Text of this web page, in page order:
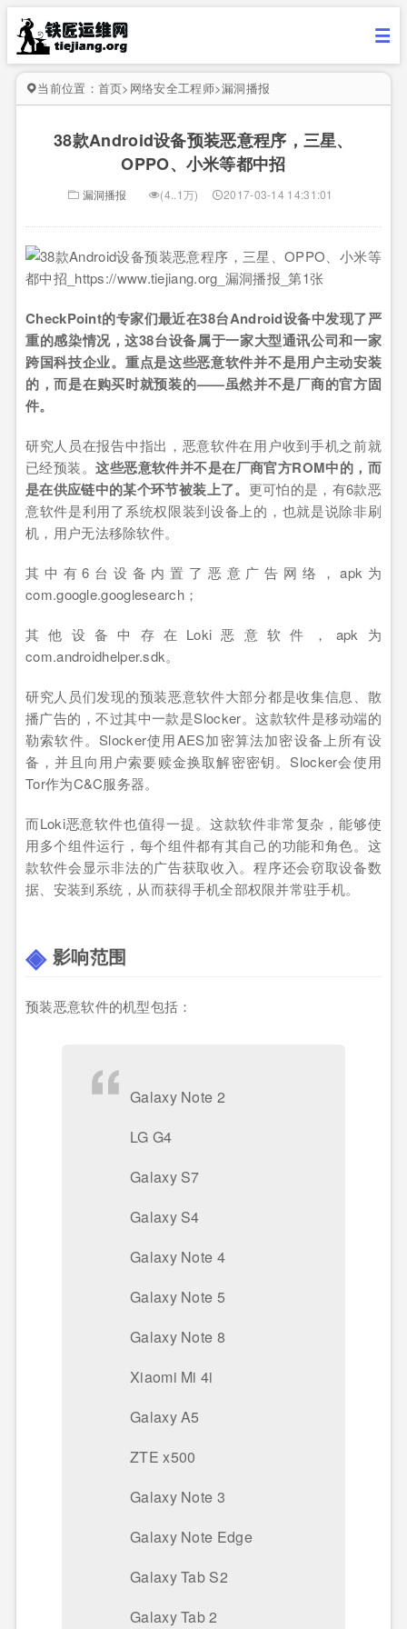
当前位置： 首页> 网络安全工程师>漏洞播报
38款Android设备预装恶意程序，三星、
OPPO、小米等都中招
漏洞播报 (4..1万) 2017-03-14 14:31:01
CheckPoint的专家们最近在38台Android设备中发现了严
重的感染情况，这38台设备属于一家大型通讯公司和一家
跨国科技企业。重点是这些恶意软件并不是用户主动安装
的，而是在购买时就预装的——虽然并不是厂商的官方固
件。
研究人员在报告中指出，恶意软件在用户收到手机之前就
已经预装。这些恶意软件并不是在厂商官方ROM中的，而
是在供应链中的某个环节被装上了。 更可怕的是，有6款恶
意软件是利用了系统权限装到设备上的，也就是说除非刷
机，用户无法移除软件。
其中有6台设备内置了恶意广告网络，apk为
com.google.googlesearch；
其他设备中存在Loki恶意软件，apk为
com.androidhelper.sdk。
研究人员们发现的预装恶意软件大部分都是收集信息、散
播广告的，不过其中一款是Slocker。这款软件是移动端的
勒索软件。Slocker使用AES加密算法加密设备上所有设
备，并且向用户索要赎金换取解密密钥。Slocker会使用
Tor作为C&C服务器。
而Loki恶意软件也值得一提。这款软件非常复杂，能够使
用多个组件运行，每个组件都有其自己的功能和角色。这
款软件会显示非法的广告获取收入。程序还会窃取设备数
据、安装到系统，从而获得手机全部权限并常驻手机。
影响范围
预装恶意软件的机型包括：
Galaxy Note 2
LG G4
Galaxy S7
Galaxy S4
Galaxy Note 4
Galaxy Note 5
Galaxy Note 8
Xiaomi Mi 4i
Galaxy A5
ZTE x500
Galaxy Note 3
Galaxy Note Edge
Galaxy Tab S2
Galaxy Tab 2